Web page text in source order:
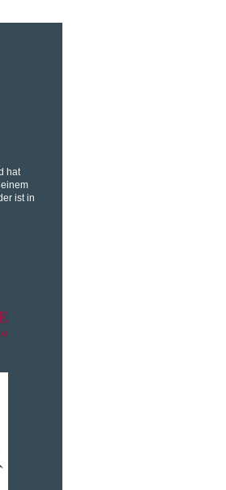
hat
ist in